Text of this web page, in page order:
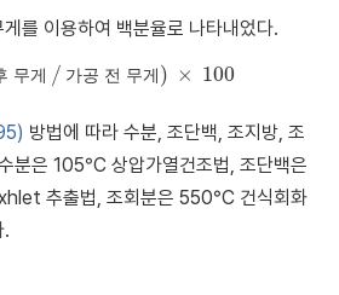
를 이용하여 백분율로 나타내었다.
무게 / 가공 전 무게) × 100
무게/ 가공 전 무게×100
방법에 따라 수분, 조단백, 조지방, 조
분은 105°C 상압가열건조법, 조단백은
추출법, 조회분은 550°C 건식회화
.